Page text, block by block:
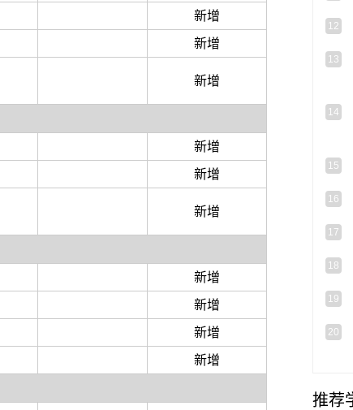
新增
新增
新增
新增
新增
新增
新增
新增
新增
新增
12
13
14
15
16
17
18
19
20
推荐